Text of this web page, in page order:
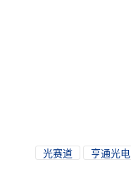
光赛道 亨通光电